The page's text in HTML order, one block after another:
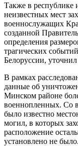
Также в республике
неизвестных мест
военнослужащих
созданной
определения
трагических
Белоруссии,
В рамках
данные об
Минском районе
военнопленных. Со
было известно
могил, в которых
расположение
установлено не было.